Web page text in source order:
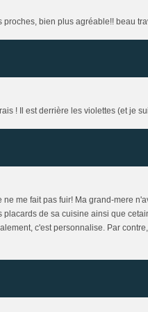
proches, bien plus agréable!! beau
! Il est derrière les violettes (et je
me fait pas fuir! Ma grand-mere
de sa cuisine ainsi que
c'est personnalise. Par